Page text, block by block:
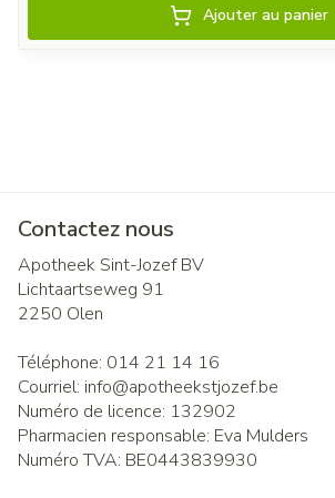
Ajouter au panier
Contactez nous
Apotheek Sint-Jozef BV
Lichtaartseweg 91
2250 Olen
Téléphone: 014 21 14 16
Courriel: info@apotheekstjozef.be
Numéro de licence: 132902
Pharmacien responsable: Eva Mulders
Numéro TVA: BE0443839930